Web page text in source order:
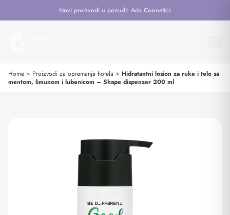
Novi proizvodi u ponudi: Ada Cosmetics
Home > Proizvodi za opremanje hotela > Hidratantni losion za ruke i telo sa
mentom, limunom i lubenicom – Shape dispenzer 200 ml